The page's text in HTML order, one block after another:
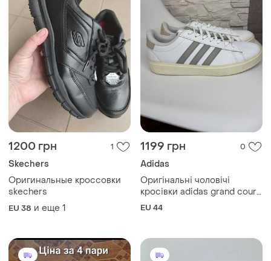
1200 грн 1
Skechers
Оригинальные кроссовки
skechers
EU 38 и еще 1
1199 грн 0
Adidas
Оригінальні чоловічі
кросівки adidas grand court
cloudfoam comfort 44р
EU 44